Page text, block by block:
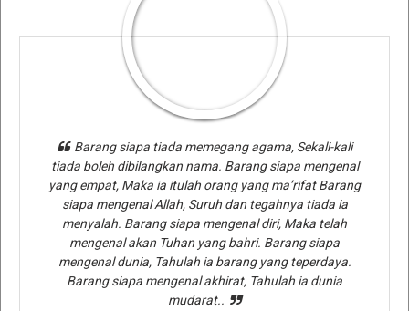
Barang siapa tiada memegang agama, Sekali-kali
tiada boleh dibilangkan nama. Barang siapa mengenal
yang empat, Maka ia itulah orang yang ma’rifat Barang
siapa mengenal Allah, Suruh dan tegahnya tiada ia
menyalah. Barang siapa mengenal diri, Maka telah
mengenal akan Tuhan yang bahri. Barang siapa
mengenal dunia, Tahulah ia barang yang teperdaya.
Barang siapa mengenal akhirat, Tahulah ia dunia
mudarat..